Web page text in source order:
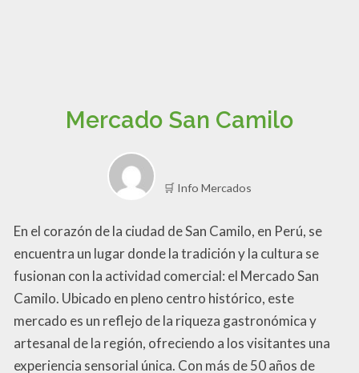
Mercado San Camilo
🛒 Info Mercados
En el corazón de la ciudad de San Camilo, en Perú, se
encuentra un lugar donde la tradición y la cultura se
fusionan con la actividad comercial: el Mercado San
Camilo. Ubicado en pleno centro histórico, este
mercado es un reflejo de la riqueza gastronómica y
artesanal de la región, ofreciendo a los visitantes una
experiencia sensorial única. Con más de 50 años de